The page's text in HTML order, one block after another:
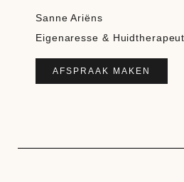
Sanne Ariëns
Eigenaresse & Huidtherapeut
AFSPRAAK MAKEN